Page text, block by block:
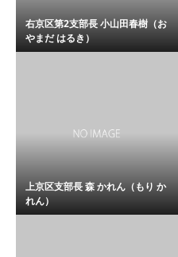
右京区第2支部長 小山田春樹（お
やまだ はるき）
上京区支部長 森 かれん（もり か
れん）